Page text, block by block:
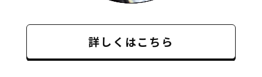
詳しくはこちら